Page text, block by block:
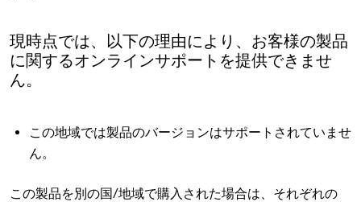
現時点では、以下の理由により、お客様の製品
に関するオンラインサポートを提供できませ
ん。
この地域では製品のバージョンはサポートされていませ
ん。
この製品を別の国/地域で購入された場合は、それぞれの